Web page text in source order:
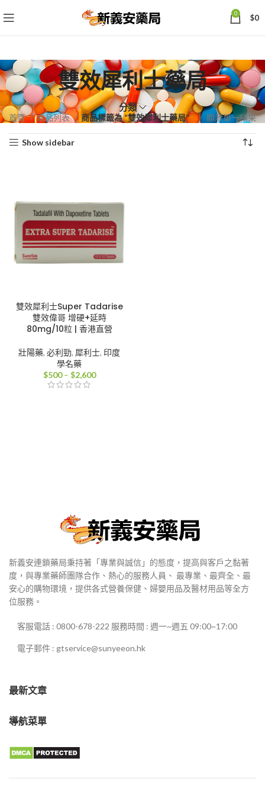
0 $0
雙效犀利士藥局
分類
首頁 商品列表 商品標籤為 “雙效犀利士藥局” 顯示單一結果
Show sidebar
雙效犀利士Super Tadarise
雙效偉哥 增硬+延時
80mg/10粒 | 香港直營
壯陽藥, 必利勁, 犀利士, 印度
學名藥
$500 – $2,600價
新義安連鎖藥局秉持著「專業與誠信」的態度，提高與客戶之黏著
度，與專業藥師團隊合作、熱心的服務人員、 最專業、最齊全、最
安心的購物環境，提供各式營養保健、婦嬰用品及醫材用品等全方
位服務。
客服電話 : 0800-678-222 服務時間 : 週一~週五 09:00~17:00
電子郵件 : gtservice@sunyeeon.hk
最新文章
導航菜單